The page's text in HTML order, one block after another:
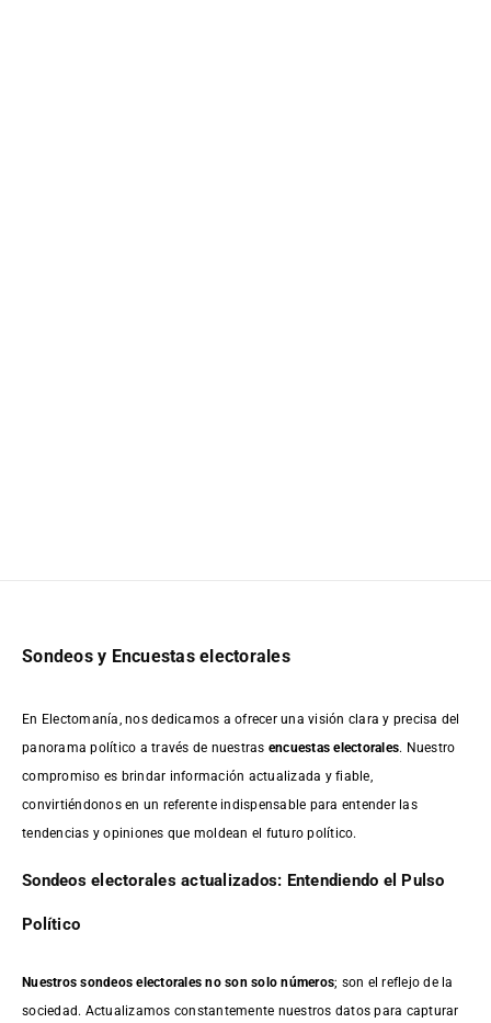
Sondeos y Encuestas electorales
En Electomanía, nos dedicamos a ofrecer una visión clara y precisa del
panorama político a través de nuestras encuestas electorales. Nuestro
compromiso es brindar información actualizada y fiable,
convirtiéndonos en un referente indispensable para entender las
tendencias y opiniones que moldean el futuro político.
Sondeos electorales actualizados: Entendiendo el Pulso
Político
Nuestros sondeos electorales no son solo números; son el reflejo de la
sociedad. Actualizamos constantemente nuestros datos para capturar